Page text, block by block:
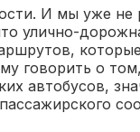
И мы уже не
улично-
говорить о
автобусов,